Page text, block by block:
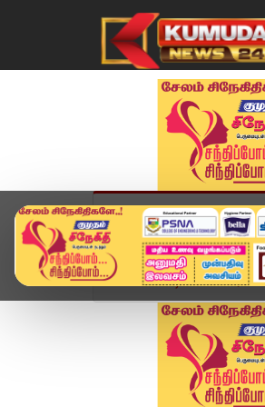
முகப்பு விளையாட்டு
Home வீடியோ ஸ்டோரி